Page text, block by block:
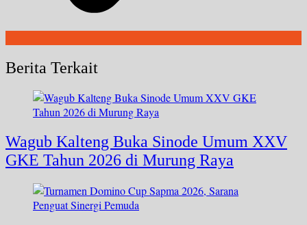
Berita Terkait
Wagub Kalteng Buka Sinode Umum XXV
GKE Tahun 2026 di Murung Raya